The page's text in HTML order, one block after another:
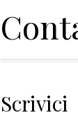
Scrivici